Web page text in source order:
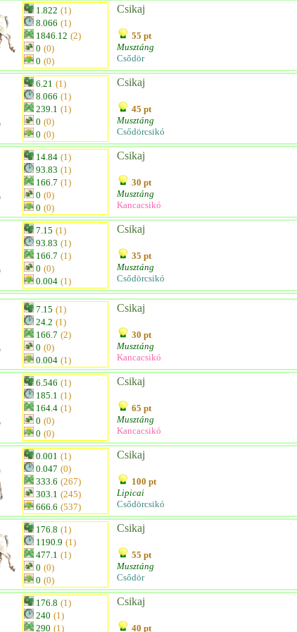
1.822 (1)
8.066 (1)
1846.12 (2)
0 (0)
0 (0)
Csikaj
55 pt
Musztáng
Csődör
6.21 (1)
8.066 (1)
239.1 (1)
0 (0)
0 (0)
Csikaj
45 pt
Musztáng
Csődörcsikó
14.84 (1)
93.83 (1)
166.7 (1)
0 (0)
0 (0)
Csikaj
30 pt
Musztáng
Kancacsikó
7.15 (1)
93.83 (1)
166.7 (1)
0 (0)
0.004 (1)
Csikaj
35 pt
Musztáng
Csődörcsikó
7.15 (1)
24.2 (1)
166.7 (2)
0 (0)
0.004 (1)
Csikaj
30 pt
Musztáng
Kancacsikó
6.546 (1)
185.1 (1)
164.4 (1)
0 (0)
0 (0)
Csikaj
65 pt
Musztáng
Kancacsikó
0.001 (1)
0.047 (0)
333.6 (267)
303.1 (245)
666.6 (537)
Csikaj
100 pt
Lipicai
Csődörcsikó
176.8 (1)
1190.9 (1)
477.1 (1)
0 (0)
0 (0)
Csikaj
55 pt
Musztáng
Csődör
176.8 (1)
240 (1)
290 (1)
Csikaj
40 pt